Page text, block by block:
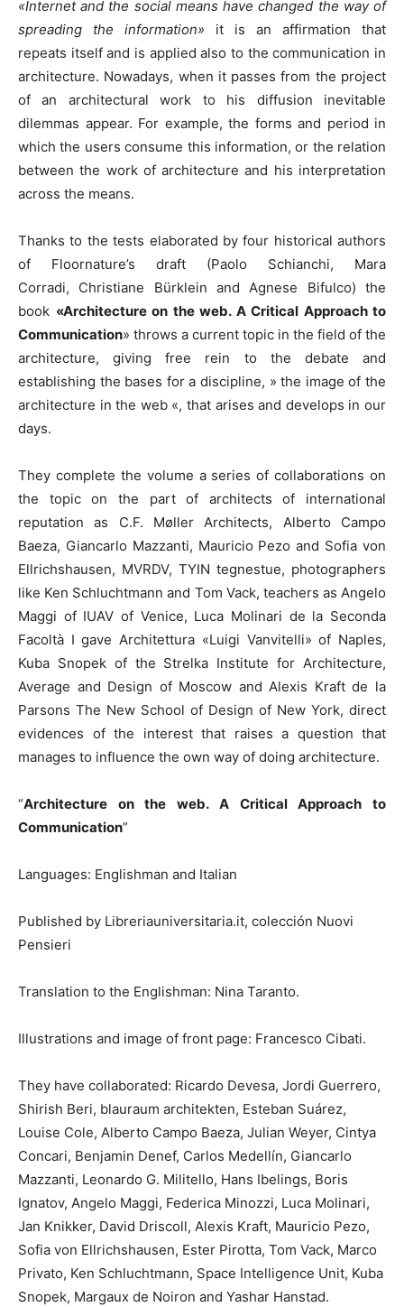
«Internet and the social means have changed the way of
spreading the information» it is an affirmation that
repeats itself and is applied also to the communication in
architecture. Nowadays, when it passes from the project
of an architectural work to his diffusion inevitable
dilemmas appear. For example, the forms and period in
which the users consume this information, or the relation
between the work of architecture and his interpretation
across the means.
Thanks to the tests elaborated by four historical authors
of Floornature’s draft (Paolo Schianchi, Mara
Corradi, Christiane Bürklein and Agnese Bifulco) the
book «Architecture on the web. A Critical Approach to
Communication» throws a current topic in the field of the
architecture, giving free rein to the debate and
establishing the bases for a discipline, » the image of the
architecture in the web «, that arises and develops in our
days.
They complete the volume a series of collaborations on
the topic on the part of architects of international
reputation as C.F. Møller Architects, Alberto Campo
Baeza, Giancarlo Mazzanti, Mauricio Pezo and Sofia von
Ellrichshausen, MVRDV, TYIN tegnestue, photographers
like Ken Schluchtmann and Tom Vack, teachers as Angelo
Maggi of IUAV of Venice, Luca Molinari de la Seconda
Facoltà I gave Architettura «Luigi Vanvitelli» of Naples,
Kuba Snopek of the Strelka Institute for Architecture,
Average and Design of Moscow and Alexis Kraft de la
Parsons The New School of Design of New York, direct
evidences of the interest that raises a question that
manages to influence the own way of doing architecture.
“Architecture on the web. A Critical Approach to
Communication”
Languages: Englishman and Italian
Published by Libreriauniversitaria.it, colección Nuovi
Pensieri
Translation to the Englishman: Nina Taranto.
Illustrations and image of front page: Francesco Cibati.
They have collaborated: Ricardo Devesa, Jordi Guerrero,
Shirish Beri, blauraum architekten, Esteban Suárez,
Louise Cole, Alberto Campo Baeza, Julian Weyer, Cintya
Concari, Benjamin Denef, Carlos Medellín, Giancarlo
Mazzanti, Leonardo G. Militello, Hans Ibelings, Boris
Ignatov, Angelo Maggi, Federica Minozzi, Luca Molinari,
Jan Knikker, David Driscoll, Alexis Kraft, Mauricio Pezo,
Sofia von Ellrichshausen, Ester Pirotta, Tom Vack, Marco
Privato, Ken Schluchtmann, Space Intelligence Unit, Kuba
Snopek, Margaux de Noiron and Yashar Hanstad.